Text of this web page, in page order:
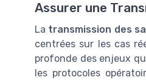
Assurer une
La transmission des
centrées sur les cas
profonde des enjeux
les protocoles